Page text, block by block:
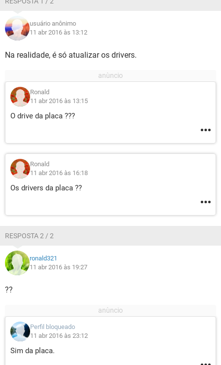
Já apliquei um teste nas memorias e não esta nada de
de comprar umas novas entao deixo como ultima opção.
Espero por sugestões pois para alem do teste da placa mãe
mesmo problema.
usuário anônimo
11 abr 2016 às 13:12
Na realidade, é só atualizar os drivers.
Ronald
11 abr 2016 às 13:15
O drive da placa ???
Ronald
11 abr 2016 às 16:18
Os drivers da placa ??
RESPOSTA 2 / 2
ronald321
11 abr 2016 às 19:27
??
Perfil bloqueado
11 abr 2016 às 23:12
Sim da placa.